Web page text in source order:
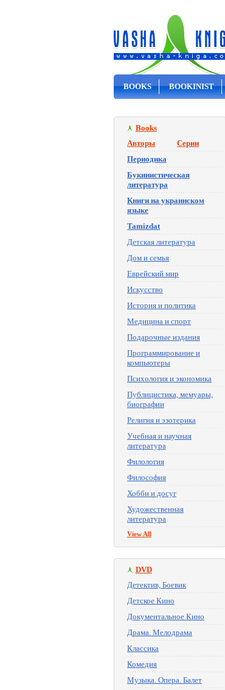
BOOKS BOOKINIST
Books
Авторы
Серии
Периодика
Букинистическая
литература
Книги на украинском
языке
Tamizdat
Детская литература
Дом и семья
Еврейский мир
Искусство
История и политика
Медицина и спорт
Подарочные издания
Программирование и
компьютеры
Психология и экономика
Публицистика, мемуары,
биографии
Религия и эзотерика
Учебная и научная
литература
Филология
Философия
Хобби и досуг
Художественная
литература
View All
DVD
Детектив, Боевик
Детское Кино
Документальное Кино
Драма. Мелодрама
Классика
Комедия
Музыка. Опера. Балет